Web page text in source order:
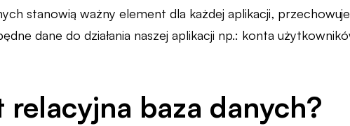
stanowią ważny element dla każdej aplikacji,
dane do działania naszej aplikacji np.: konta
relacyjna baza danych?